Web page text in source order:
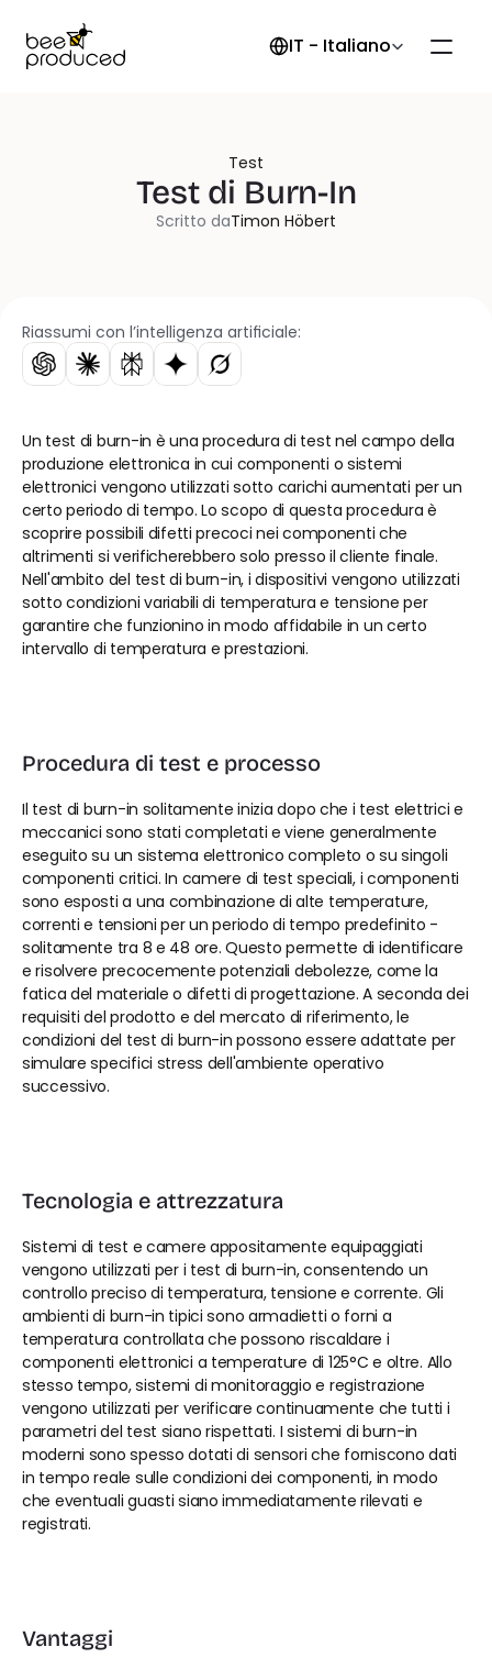
Test
Test di Burn-In
Scritto daTimon Höbert
Riassumi con l’intelligenza artificiale:
Un test di burn-in è una procedura di test nel campo della
produzione elettronica in cui componenti o sistemi
elettronici vengono utilizzati sotto carichi aumentati per un
certo periodo di tempo. Lo scopo di questa procedura è
scoprire possibili difetti precoci nei componenti che
altrimenti si verificherebbero solo presso il cliente finale.
Nell'ambito del test di burn-in, i dispositivi vengono utilizzati
sotto condizioni variabili di temperatura e tensione per
garantire che funzionino in modo affidabile in un certo
intervallo di temperatura e prestazioni.
Procedura di test e processo
Il test di burn-in solitamente inizia dopo che i test elettrici e
meccanici sono stati completati e viene generalmente
eseguito su un sistema elettronico completo o su singoli
componenti critici. In camere di test speciali, i componenti
sono esposti a una combinazione di alte temperature,
correnti e tensioni per un periodo di tempo predefinito -
solitamente tra 8 e 48 ore. Questo permette di identificare
e risolvere precocemente potenziali debolezze, come la
fatica del materiale o difetti di progettazione. A seconda dei
requisiti del prodotto e del mercato di riferimento, le
condizioni del test di burn-in possono essere adattate per
simulare specifici stress dell'ambiente operativo
successivo.
Tecnologia e attrezzatura
Sistemi di test e camere appositamente equipaggiati
vengono utilizzati per i test di burn-in, consentendo un
controllo preciso di temperatura, tensione e corrente. Gli
ambienti di burn-in tipici sono armadietti o forni a
temperatura controllata che possono riscaldare i
componenti elettronici a temperature di 125°C e oltre. Allo
stesso tempo, sistemi di monitoraggio e registrazione
vengono utilizzati per verificare continuamente che tutti i
parametri del test siano rispettati. I sistemi di burn-in
moderni sono spesso dotati di sensori che forniscono dati
in tempo reale sulle condizioni dei componenti, in modo
che eventuali guasti siano immediatamente rilevati e
registrati.
Vantaggi
Select Language
IT - Italiano